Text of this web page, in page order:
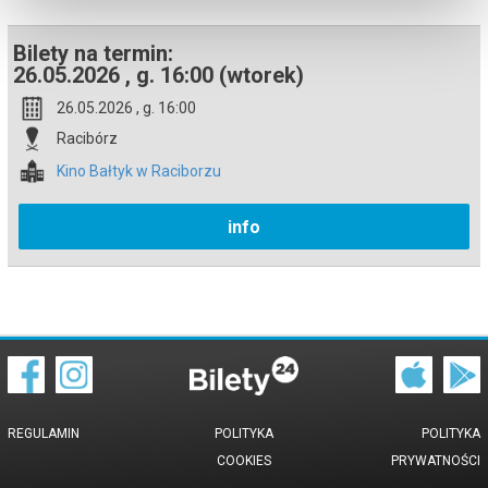
Bilety na termin:
26.05.2026 , g. 16:00 (wtorek)
26.05.2026 , g. 16:00
Racibórz
Kino Bałtyk w Raciborzu
info
REGULAMIN
POLITYKA
PRYWATNOŚCI
POLITYKA
COOKIES